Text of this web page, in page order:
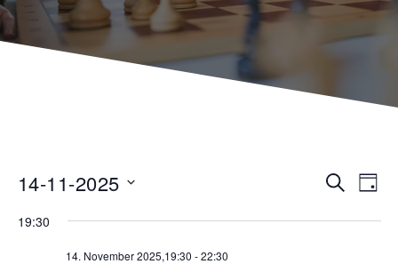
SucheTag
14-11-2025
wählen.
19:30
14. November 2025,19:30 -22:30